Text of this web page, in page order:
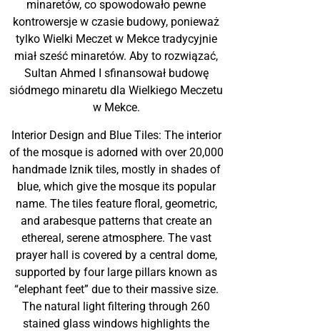
minaretów, co spowodowało pewne
kontrowersje w czasie budowy, ponieważ
tylko Wielki Meczet w Mekce tradycyjnie
miał sześć minaretów. Aby to rozwiązać,
Sultan Ahmed I sfinansował budowę
siódmego minaretu dla Wielkiego Meczetu
w Mekce.
Interior Design and Blue Tiles: The interior
of the mosque is adorned with over 20,000
handmade Iznik tiles, mostly in shades of
blue, which give the mosque its popular
name. The tiles feature floral, geometric,
and arabesque patterns that create an
ethereal, serene atmosphere. The vast
prayer hall is covered by a central dome,
supported by four large pillars known as
“elephant feet” due to their massive size.
The natural light filtering through 260
stained glass windows highlights the